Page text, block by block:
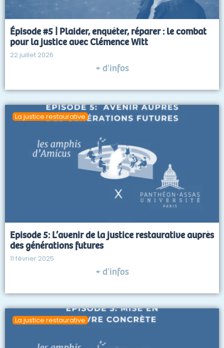
Épisode #5 | Plaider, enquêter, réparer : le combat
pour la justice avec Clémence Witt
22 juillet 2026
+ d'infos
La justice restaurative
Episode 5: L’avenir de la justice restaurative auprès
des générations futures
11 février 2025
+ d'infos
La justice restaurative